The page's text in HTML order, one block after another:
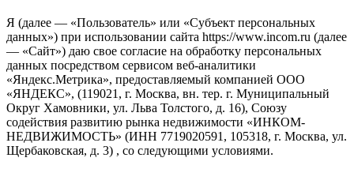
Я (далее — «Пользователь» или «Субъект персональных
данных») при использовании сайта https://www.incom.ru (далее
— «Сайт») даю свое согласие на обработку персональных
данных посредством сервисом веб-аналитики
«Яндекс.Метрика», предоставляемый компанией ООО
«ЯНДЕКС», (119021, г. Москва, вн. тер. г. Муниципальный
Округ Хамовники, ул. Льва Толстого, д. 16), Союзу
содействия развитию рынка недвижимости «ИНКОМ-
НЕДВИЖИМОСТЬ» (ИНН 7719020591, 105318, г. Москва, ул.
Щербаковская, д. 3) , со следующими условиями.